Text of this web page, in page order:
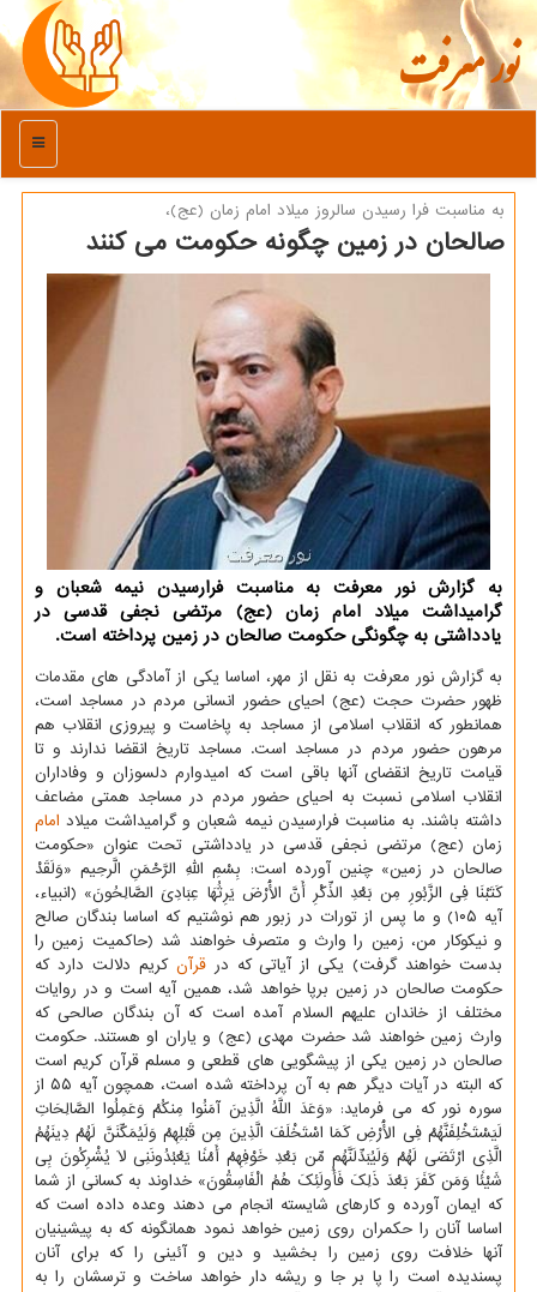
نور معرفت
منو
به مناسبت فرا رسیدن سالروز میلاد امام زمان (عج)،
صالحان در زمین چگونه حکومت می کنند
به گزارش نور معرفت به مناسبت فرارسیدن نیمه شعبان و
گرامیداشت میلاد امام زمان (عج) مرتضی نجفی قدسی در
یادداشتی به چگونگی حکومت صالحان در زمین پرداخته است.
به گزارش نور معرفت به نقل از مهر، اساسا یکی از آمادگی های مقدمات
ظهور حضرت حجت (عج) احیای حضور انسانی مردم در مساجد است،
همانطور که انقلاب اسلامی از مساجد به پاخاست و پیروزی انقلاب هم
مرهون حضور مردم در مساجد است. مساجد تاریخ انقضا ندارند و تا
قیامت تاریخ انقضای آنها باقی است که امیدوارم دلسوزان و وفاداران
انقلاب اسلامی نسبت به احیای حضور مردم در مساجد همتی مضاعف
داشته باشند. به مناسبت فرارسیدن نیمه شعبان و گرامیداشت میلاد امام
زمان (عج) مرتضی نجفی قدسی در یادداشتی تحت عنوان «حکومت
صالحان در زمین» چنین آورده است: بِسْمِ اللّهِ الرَّحْمَنِ الَّرحِیم «وَلَقَدْ
کَتَبْنَا فِی الزَّبُورِ مِن بَعْدِ الذِّکْرِ أَنَّ الْأَرْضَ یَرِثُهَا عِبَادِیَ الصَّالِحُونَ» (انبیاء،
آیه ۱۰۵) و ما پس از تورات در زبور هم نوشتیم که اساسا بندگان صالح
و نیکوکار من، زمین را وارث و متصرف خواهند شد (حاکمیت زمین را
بدست خواهند گرفت) یکی از آیاتی که درقرآن کریم دلالت دارد که
حکومت صالحان در زمین برپا خواهد شد، همین آیه است و در روایات
مختلف از خاندان علیهم السلام آمده است که آن بندگان صالحی که
وارث زمین خواهند شد حضرت مهدی (عج) و یاران او هستند. حکومت
صالحان در زمین یکی از پیشگویی های قطعی و مسلم قرآن کریم است
که البته در آیات دیگر هم به آن پرداخته شده است، همچون آیه ۵۵ از
سوره نور که می فرماید: «وَعَدَ اللَّهُ الَّذِینَ آمَنُوا مِنکُمْ وَعَمِلُوا الصَّالِحَاتِ
لَیَسْتَخْلِفَنَّهُمْ فِی الْأَرْضِ کَمَا اسْتَخْلَفَ الَّذِینَ مِن قَبْلِهِمْ وَلَیُمَکِّنَنَّ لَهُمْ دِینَهُمُ
الَّذِی ارْتَضَی لَهُمْ وَلَیُبَدِّلَنَّهُم مِّن بَعْدِ خَوْفِهِمْ أَمْنًا یَعْبُدُونَنِی لَا یُشْرِکُونَ بِی
شَیْئًا وَمَن کَفَرَ بَعْدَ ذَلِکَ فَأُولَئِکَ هُمُ الْفَاسِقُونَ» خداوند به کسانی از شما
که ایمان آورده و کارهای شایسته انجام می دهند وعده داده است که
اساسا آنان را حکمران روی زمین خواهد نمود همانگونه که به پیشینیان
آنها خلافت روی زمین را بخشید و دین و آئینی را که برای آنان
پسندیده است را پا بر جا و ریشه دار خواهد ساخت و ترسشان را به